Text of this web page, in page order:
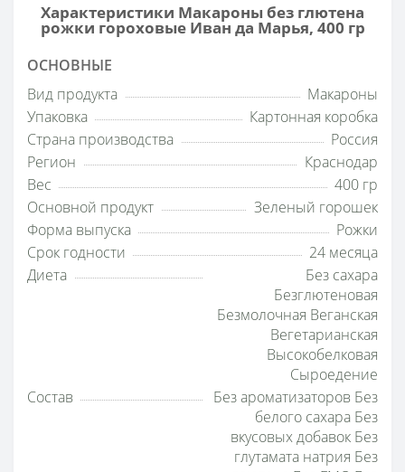
Характеристики Макароны без глютена
рожки гороховые Иван да Марья, 400 гр
ОСНОВНЫЕ
Вид продукта
Макароны
Упаковка
Картонная коробка
Страна производства
Россия
Регион
Краснодар
Вес
400 гр
Основной продукт
Зеленый горошек
Форма выпуска
Рожки
Срок годности
24 месяца
Диета
Без сахара
Безглютеновая
Безмолочная Веганская
Вегетарианская
Высокобелковая
Сыроедение
Состав
Без ароматизаторов Без
белого сахара Без
вкусовых добавок Без
глутамата натрия Без